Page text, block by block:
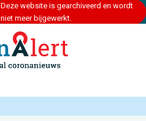
Deze website is gearchiveerd en wordt
niet meer bijgewerkt.